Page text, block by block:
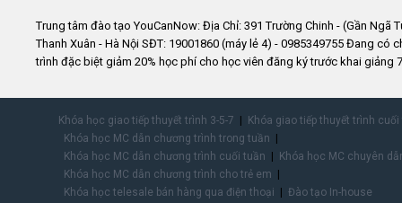
Trung tâm đào tạo YouCanNow: Địa Chỉ: 391 Trường Chinh - (Gần Ngã
Thanh Xuân - Hà Nội SĐT: 19001860 (máy lẻ 4) - 0985349755 Đang có
trình đặc biệt giảm 20% học phí cho học viên đăng ký trước khai giảng
Khóa học giao tiếp thuyết trình 3-5-7
Khóa giao tiếp thuyết trình
Khóa học MC dẫn chương trình trong tuần
Khóa học MC dẫn chương trình cuối tuần
Khóa học MC chuyên
Khóa học MC dẫn chương trình cho trẻ em
Khóa học telesale bán hàng qua điện thoại
Đào tạo In-house